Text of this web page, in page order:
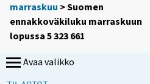
marraskuu > Suomen
ennakkoväkiluku marraskuun
lopussa 5 323 661
Avaa valikko